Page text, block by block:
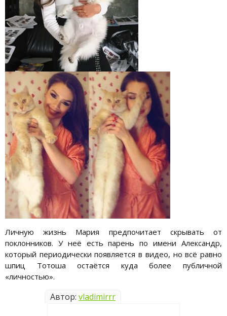
Личную жизнь Мария предпочитает скрывать от
поклонников. У неё есть парень по имени Александр,
который периодически появляется в видео, но всё равно
шпиц Тотоша остаётся куда более публичной
«личностью».
Автор: vladimirrr